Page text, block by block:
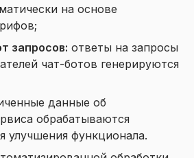
на основе
запросов: ответы на запросы
чат-ботов генерируются
данные об
обрабатываются
улучшения функционала.